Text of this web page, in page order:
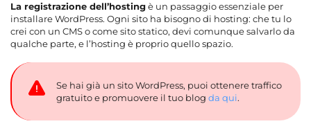
La registrazione dell’hostingè un passaggio essenziale per
installare WordPress. Ogni sito ha bisogno di hosting: che tu lo
crei con un CMS o come sito statico, devi comunque salvarlo da
qualche parte, e l’hosting è proprio quello spazio.
Se hai già un sito WordPress, puoi ottenere traffico
gratuito e promuovere il tuo blog da qui.